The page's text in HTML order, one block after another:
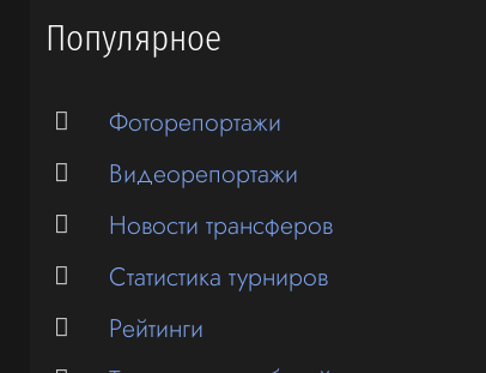
Популярное
Фоторепортажи
Видеорепортажи
Новости трансферов
Статистика турниров
Рейтинги